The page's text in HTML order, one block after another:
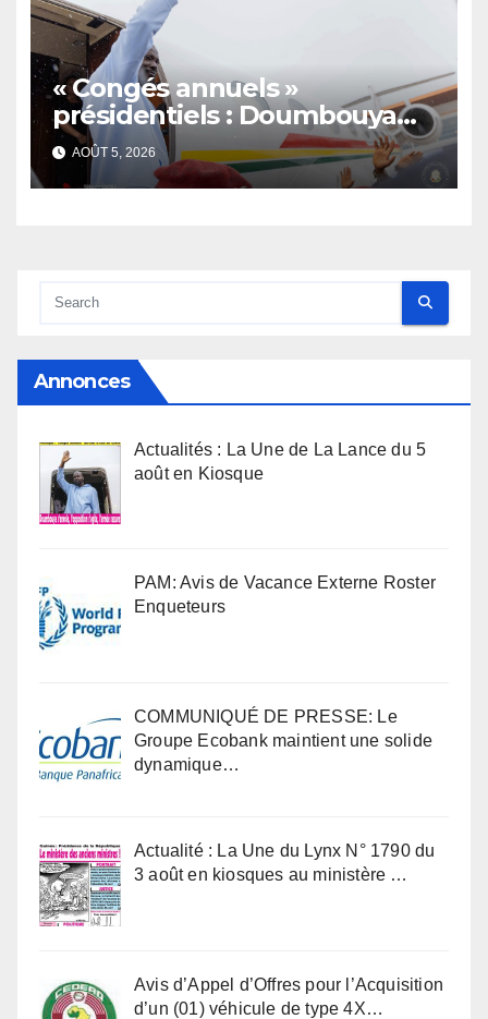
« Congés annuels »
présidentiels : Doumbouya
s’envole, l’opposition s’agite,
l’armée rassure
AOÛT 5, 2026
Annonces
Actualités : La Une de La Lance du 5
août en Kiosque
PAM: Avis de Vacance Externe Roster
Enqueteurs
COMMUNIQUÉ DE PRESSE: Le
Groupe Ecobank maintient une solide
dynamique…
Actualité : La Une du Lynx N° 1790 du
3 août en kiosques au ministère …
Avis d’Appel d’Offres pour l’Acquisition
d’un (01) véhicule de type 4X…